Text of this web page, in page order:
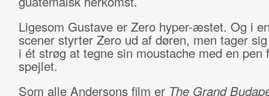
Ligesom Gustave er Zero hyper-æstet. Og i
scener styrter Zero ud af døren, men tager
i ét strøg at tegne sin moustache med en pen
spejlet.
Som alle Andersons film er The Grand